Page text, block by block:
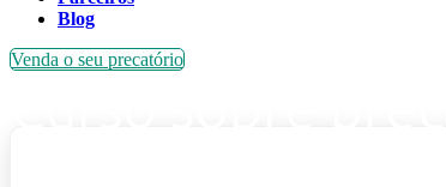
Blog
Venda o seu precatório